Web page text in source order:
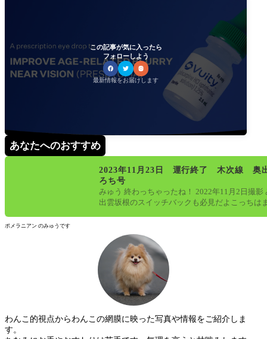
この記事が気に入ったら
フォローしよう
最新情報をお届けします
ポメラニアン のみゅうです
わんこ的視点からわんこの網膜に映った写真や情報をご紹介しま
す。
あなたへのおすすめ
2023年11月23日 運行終了 木次線 奥
ろち号
みゅう 終わっちゃったね！ 2022年11月2日撮影
出雲坂根のスイッチバックも必見だよこっちは